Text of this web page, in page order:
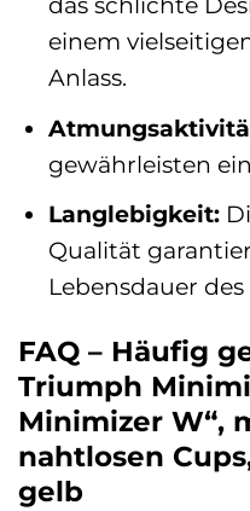
einem
Anlass.
gewährleisten
Langlebigkeit:
Qualität
Lebensdauer des
FAQ – Häufig
Triumph
Minimizer W“,
nahtlosen
gelb